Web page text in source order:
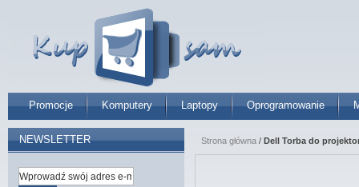
Promocje Komputery Laptopy Oprogramowanie
Strona główna / Dell Torba do
NEWSLETTER